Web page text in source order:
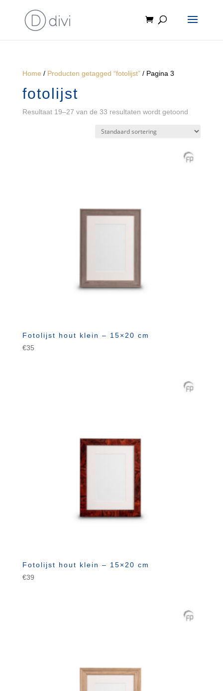
Home / Producten getagged “fotolijst”/ Pagina 3
fotolijst
Resultaat 19–27 van de 33 resultaten wordt getoond
Fotolijst hout klein – 15×20 cm
€35
Fotolijst hout klein – 15×20 cm
€39